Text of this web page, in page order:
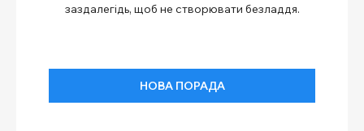
заздалегідь, щоб не створювати безладдя.
НОВА ПОРАДА